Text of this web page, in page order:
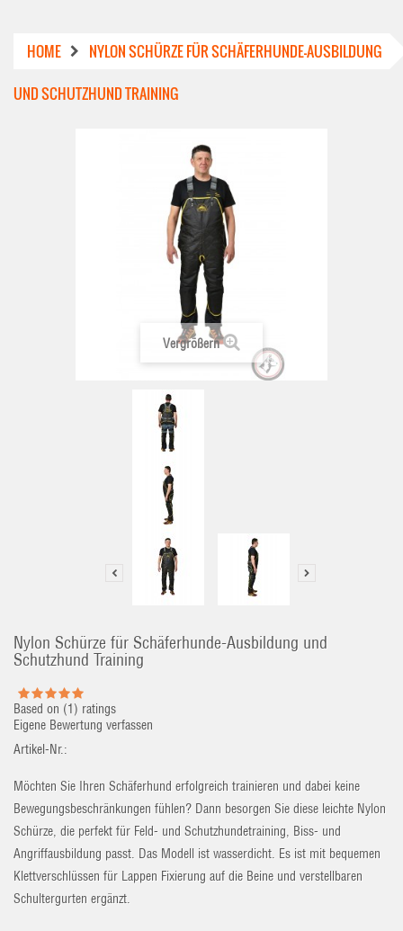
HOME
NYLON SCHÜRZE FÜR SCHÄFERHUNDE-AUSBILDUNG
UND SCHUTZHUND TRAINING
Vergrößern
Nylon Schürze für Schäferhunde-Ausbildung und
Schutzhund Training
Based on (1) ratings
Eigene Bewertung verfassen
Artikel-Nr.:
Möchten Sie Ihren Schäferhund erfolgreich trainieren und dabei keine
Bewegungsbeschränkungen fühlen? Dann besorgen Sie diese leichte Nylon
Schürze, die perfekt für Feld- und Schutzhundetraining, Biss- und
Angriffausbildung passt. Das Modell ist wasserdicht. Es ist mit bequemen
Klettverschlüssen für Lappen Fixierung auf die Beine und verstellbaren
Schultergurten ergänzt.